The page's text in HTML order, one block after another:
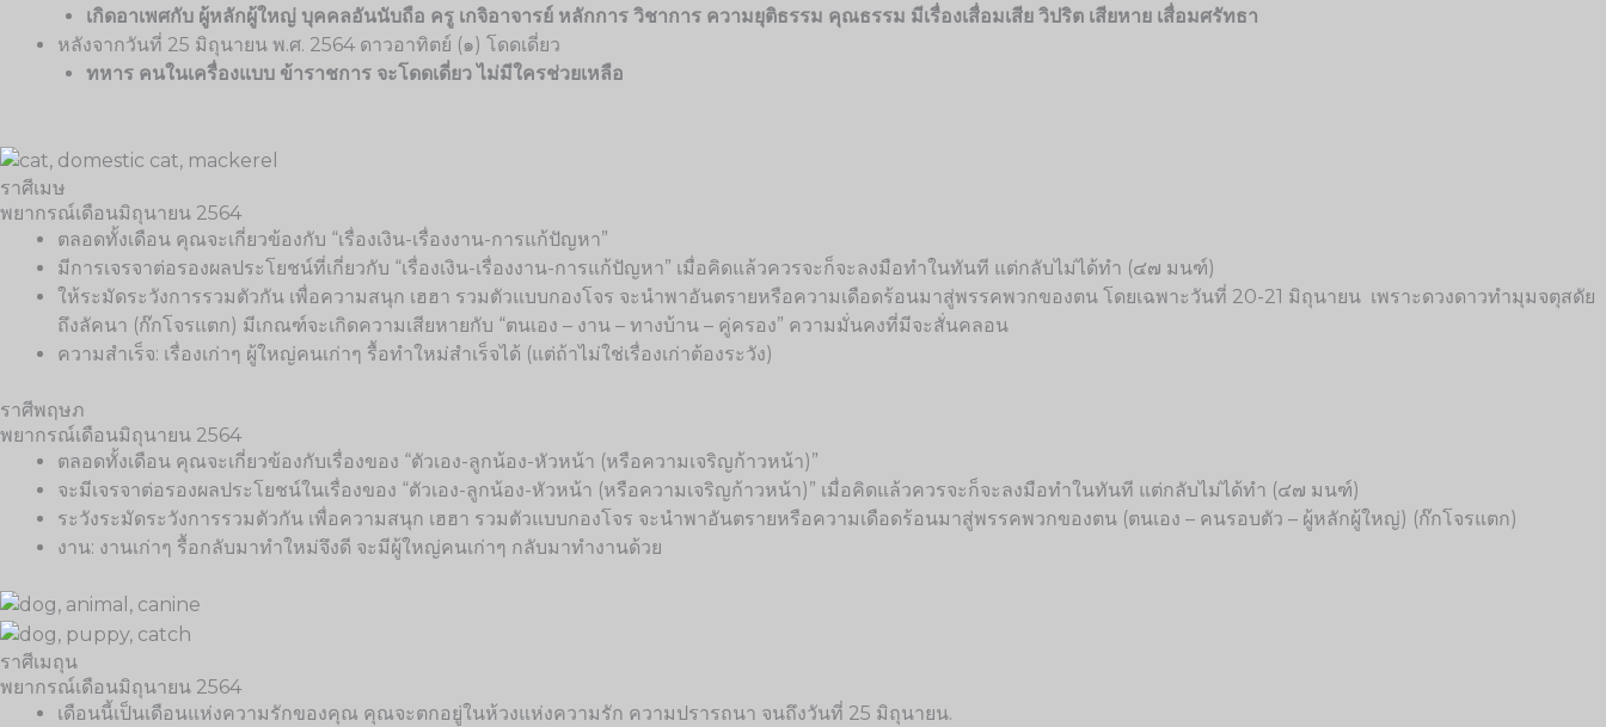
เกิดอาเพศกับ ผู้หลักผู้ใหญ่ บุคคลอันนับถือ ครู เกจิอาจารย์ หลักการ วิชาการ ความยุติธรรม คุณธรรม มีเรื่องเสื่อมเสีย วิปริต เสียหาย เสื่อมศรัทธา
หลังจากวันที่ 25 มิถุนายน พ.ศ. 2564 ดาวอาทิตย์ (๑) โดดเดี่ยว
ทหาร คนในเครื่องแบบ ข้าราชการ จะโดดเดี่ยว ไม่มีใครช่วยเหลือ
ราศีเมษ
พยากรณ์เดือนมิถุนายน 2564
ตลอดทั้งเดือน คุณจะเกี่ยวข้องกับ “เรื่องเงิน-เรื่องงาน-การแก้ปัญหา”
มีการเจรจาต่อรองผลประโยชน์ที่เกี่ยวกับ “เรื่องเงิน-เรื่องงาน-การแก้ปัญหา” เมื่อคิดแล้วควรจะก็จะลงมือทำในทันที แต่กลับไม่ได้ทำ (๔๗ มนฑ์)
ให้ระมัดระวังการรวมตัวกัน เพื่อความสนุก เฮฮา รวมตัวแบบกองโจร จะนำพาอันตรายหรือความเดือดร้อนมาสู่พรรคพวกของตน โดยเฉพาะวันที่ 20-21 มิถุนายน เพราะดวงดาวทำมุมจตุสดัย
ถึงลัคนา (ก๊กโจรแตก) มีเกณฑ์จะเกิดความเสียหายกับ “ตนเอง – งาน – ทางบ้าน – คู่ครอง” ความมั่นคงที่มีจะสั่นคลอน
ความสำเร็จ: เรื่องเก่าๆ ผู้ใหญ่คนเก่าๆ รื้อทำใหม่สำเร็จได้ (แต่ถ้าไม่ใช่เรื่องเก่าต้องระวัง)
ราศีพฤษภ
พยากรณ์เดือนมิถุนายน 2564
ตลอดทั้งเดือน คุณจะเกี่ยวข้องกับเรื่องของ “ตัวเอง-ลูกน้อง-หัวหน้า (หรือความเจริญก้าวหน้า)”
จะมีเจรจาต่อรองผลประโยชน์ในเรื่องของ “ตัวเอง-ลูกน้อง-หัวหน้า (หรือความเจริญก้าวหน้า)” เมื่อคิดแล้วควรจะก็จะลงมือทำในทันที แต่กลับไม่ได้ทำ (๔๗ มนฑ์)
ระวังระมัดระวังการรวมตัวกัน เพื่อความสนุก เฮฮา รวมตัวแบบกองโจร จะนำพาอันตรายหรือความเดือดร้อนมาสู่พรรคพวกของตน (ตนเอง – คนรอบตัว – ผู้หลักผู้ใหญ่) (ก๊กโจรแตก)
งาน: งานเก่าๆ รื้อกลับมาทำใหม่จึงดี จะมีผู้ใหญ่คนเก่าๆ กลับมาทำงานด้วย
ราศีเมถุน
พยากรณ์เดือนมิถุนายน 2564
เดือนนี้เป็นเดือนแห่งความรักของคุณ คุณจะตกอยู่ในห้วงแห่งความรัก ความปรารถนา จนถึงวันที่ 25 มิถุนายน.